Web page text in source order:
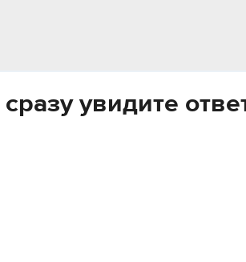
увидите